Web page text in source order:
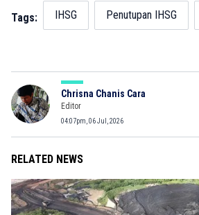
Tags: IHSG Penutupan IHSG
Chrisna Chanis Cara
Editor
04:07pm, 06 Jul, 2026
RELATED NEWS